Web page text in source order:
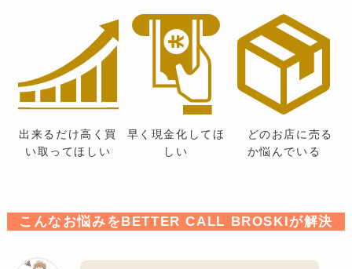
出来るだけ高く買
い取ってほしい
早く現金化してほ
しい
どのお店に売る
か悩んでいる
こんなお悩みをBETTER CALL BROSKIが解決